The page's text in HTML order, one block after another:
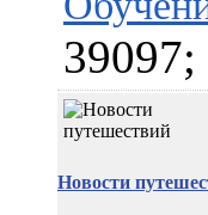
39097;
Новости